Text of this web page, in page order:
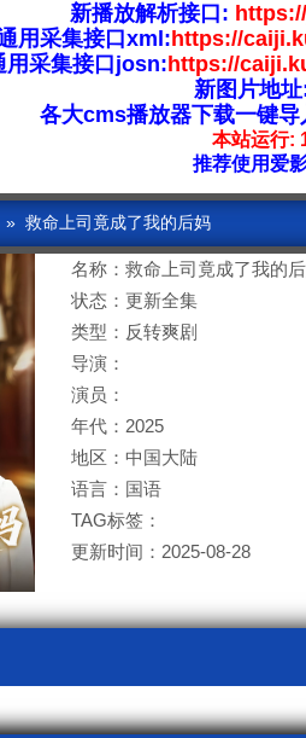
新播放解析接口:
用采集接口xml: https://
用采集接口josn: https://
新图片地
各大cms播放器下载一键导
本站运行:
推荐使用爱
» 救命上司竟成了我的后妈
名称：救命上司竟成了我的
状态：更新全集
类型：反转爽剧
导演：
演员：
年代：2025
地区：中国大陆
语言：国语
TAG标签：
更新时间：2025-08-28